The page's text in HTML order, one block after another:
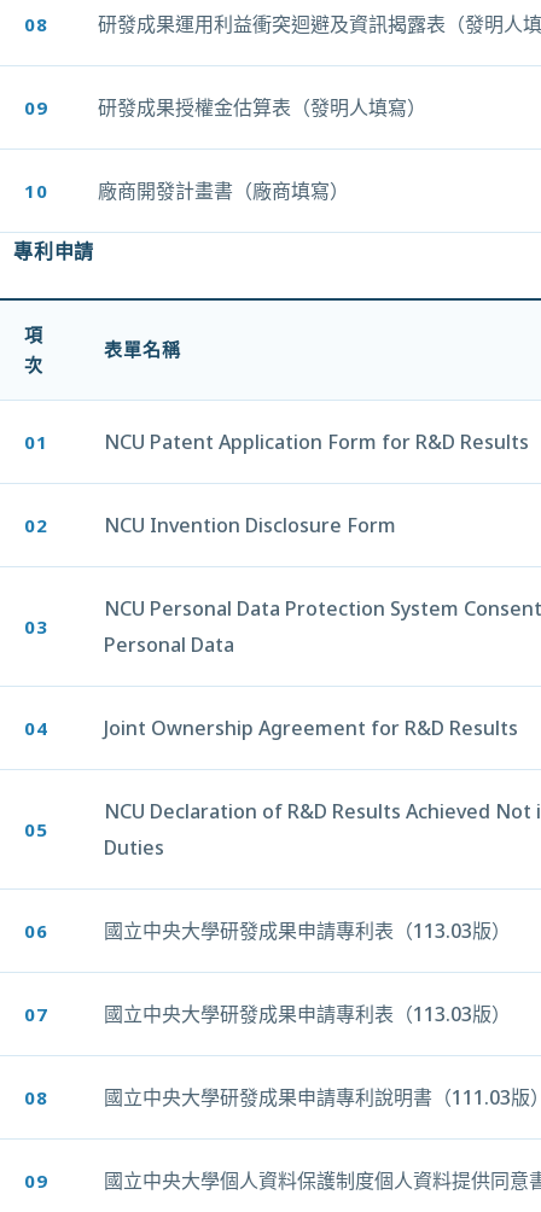
08 研發成果運用利益衝突迴避及資訊揭露表（發明人
另開新視窗
09 研發成果授權金估算表（發明人填寫）
另開新視窗
10 廠商開發計畫書（廠商填寫）
另開新視窗
專利申請
項
次
表單名稱
01 NCU Patent Application Form for R&D Results
02 NCU Invention Disclosure Form
03
NCU Personal Data Protection System
Personal Data
另開新視窗
04 Joint Ownership Agreement for R&D Results
另開新視窗
05
NCU Declaration of R&D Results Achieved
Duties
另開新視窗
06 國立中央大學研發成果申請專利表（113.03版）
另開新視窗
07 國立中央大學研發成果申請專利表（113.03版）
另開新視窗
08 國立中央大學研發成果申請專利說明書（111.03版
另開新視窗
09 國立中央大學個人資料保護制度個人資料提供同意
另開新視窗